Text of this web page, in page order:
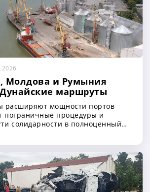
Молдова и Румыния
маршруты
расширяют мощности портов
пограничные процедуры и
солидарности в полноценный